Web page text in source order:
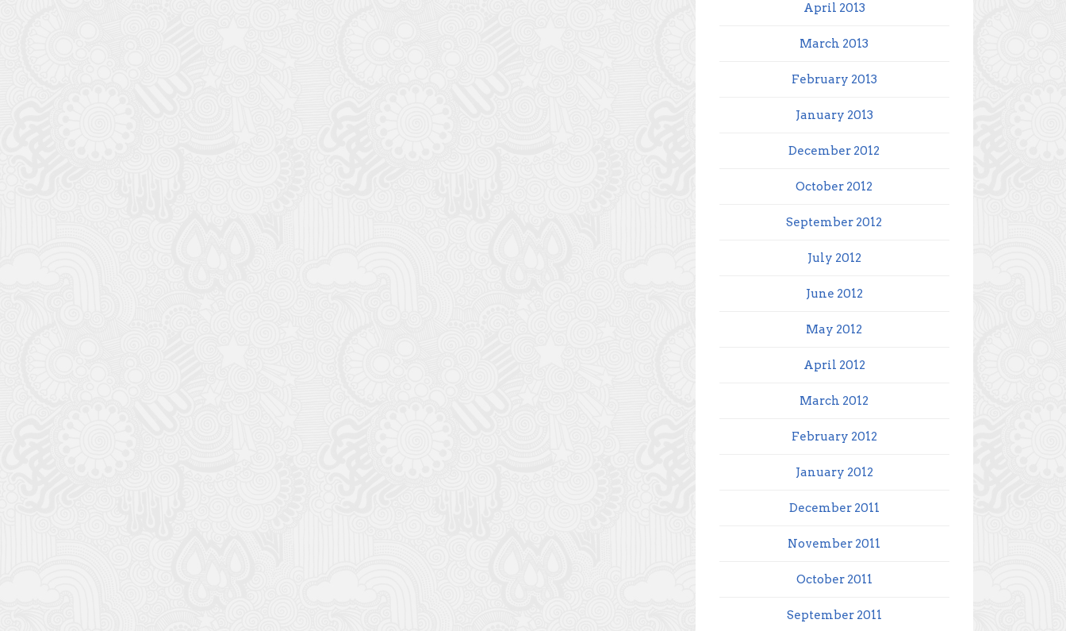
April 2013
March 2013
February 2013
January 2013
December 2012
October 2012
September 2012
July 2012
June 2012
May 2012
April 2012
March 2012
February 2012
January 2012
December 2011
November 2011
October 2011
September 2011